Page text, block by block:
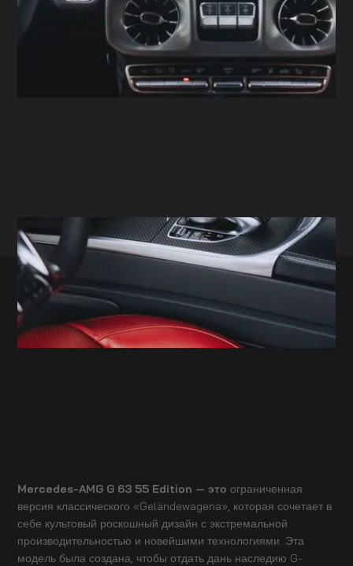
Mercedes-AMG G 63 55 Edition — этоограниченная
версия классического «Geländewagena», которая сочетает в
себе культовый роскошный дизайн с экстремальной
производительностью и новейшими технологиями. Эта
модель была создана, чтобы отдать дань наследию G-